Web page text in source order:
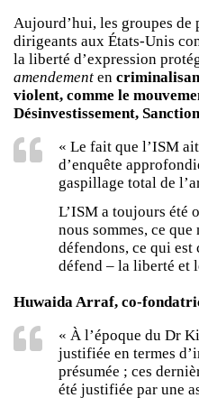
Aujourd’hui, les groupes
dirigeants aux États-Unis
la liberté d’expression
amendement en
violent, comme le
Désinvestissement,
« Le fait que l’ISM
d’enquête
gaspillage total de
L’ISM a toujours été
nous sommes, ce
défendons, ce qui est
défend – la liberté et
Huwaida Arraf, co-
« À l’époque du Dr
justifiée en termes
présumée ; ces
été justifiée par une